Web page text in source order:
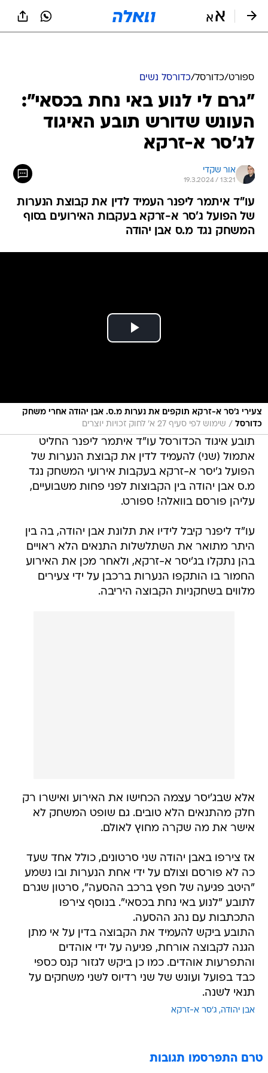
ספורט/כדורסל/כדורסל נשים
"גרם לי לנוע באי נחת בכסאי":
העונש שדורש תובע האיגוד
לג'סר א-זרקא
אור שקדי
19.3.2024 / 13:21
עו"ד איתמר ליפנר העמיד לדין את קבוצת הנערות
של הפועל ג'סר א-זרקא בעקבות האירועים בסוף
המשחק נגד מ.ס אבן יהודה
צעירי ג'סר א-זרקא תוקפים את נערות מ.ס. אבן יהודה אחרי משחק
כדורסל / שימוש לפי סעיף 27 א' לחוק זכויות יוצרים
תובע איגוד הכדורסל עו"ד איתמר ליפנר החליט
אתמול (שני) להעמיד לדין את קבוצת הנערות של
הפועל ג'יסר א-זרקא בעקבות אירועי המשחק נגד
מ.ס אבן יהודה בין הקבוצות לפני פחות משבועיים,
עליהן פורסם בוואלה! ספורט.
עו"ד ליפנר קיבל לידיו את תלונת אבן יהודה, בה בין
היתר מתואר את השתלשלות התנאים הלא ראויים
בהן נתקלו בג'יסר א-זרקא, ולאחר מכן את האירוע
החמור בו הותקפו הנערות ברכבן על ידי צעירים
מלווים בשחקניות הקבוצה היריבה.
אלא שבג'יסר עצמה הכחישו את האירוע ואישרו רק
חלק מהתנאים הלא טובים. גם שופט המשחק לא
אישר את מה שקרה מחוץ לאולם.
אז צירפו באבן יהודה שני סרטונים, כולל אחד שעד
כה לא פורסם וצולם על ידי אחת הנערות ובו נשמע
"היטב פגיעה של חפץ ברכב ההסעה", סרטון שגרם
לתובע "לנוע באי נחת בכסאי". בנוסף צירפו
התכתבות עם נהג ההסעה.
התובע ביקש להעמיד את הקבוצה בדין על אי מתן
הגנה לקבוצה אורחת, פגיעה על ידי אוהדים
והתפרעות אוהדים. כמו כן ביקש לגזור קנס כספי
כבד בפועל ועונש של שני רדיוס לשני משחקים על
תנאי לשנה.
אבן יהודה ג'סר א-זרקא
טרם התפרסמו תגובות